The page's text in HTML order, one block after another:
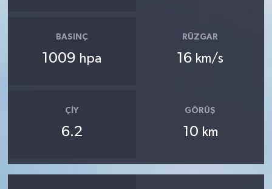
BASINÇ
1009 hpa
RÜZGAR
16 km/s
ÇIY
6.2
GÖRÜŞ
10 km